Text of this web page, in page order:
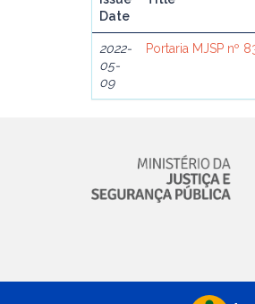
Date
2022-
05-
09
Portaria MJSP nº